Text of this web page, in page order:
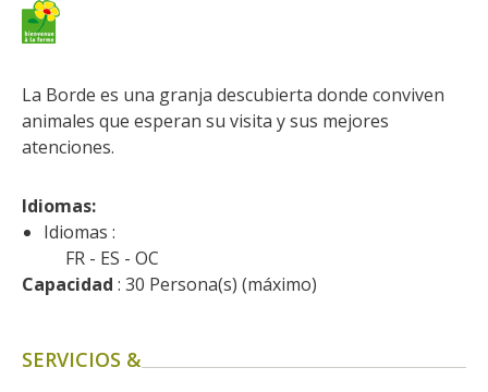
kilómetros
Francia
Otras hermosas aldeas
El Pays des Bastides du
Las ciudades y países de
arte y historia
De la valle del Lot al País
Decazeville – Aubin
UNESCO
La Borde es una granja descubierta donde conviven
animales que esperan su visita y sus mejores
atenciones.
Idiomas:
Idiomas :
FR
ES
OC
Capacidad : 30 Persona(s) (máximo)
SERVICIOS &